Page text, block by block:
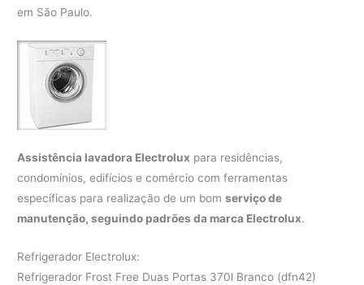
em São Paulo.
Assistência lavadora Electrolux para residências,
condomínios, edifícios e comércio com ferramentas
específicas para realização de um bomserviço de
manutenção, seguindo padrões da marca Electrolux.
Refrigerador Electrolux:
Refrigerador Frost Free Duas Portas 370l Branco (dfn42)